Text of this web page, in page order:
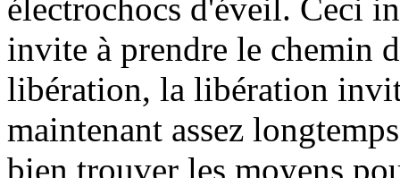
électrochocs d'éveil. Ceci
invite à prendre le chemin
libération, la libération
maintenant assez
bien trouver les moyens